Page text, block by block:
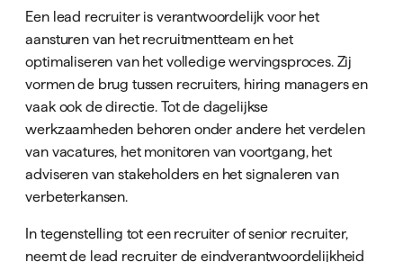
Een lead recruiter is verantwoordelijk voor het
aansturen van het recruitmentteam en het
optimaliseren van het volledige wervingsproces. Zij
vormen de brug tussen recruiters, hiring managers en
vaak ook de directie. Tot de dagelijkse
werkzaamheden behoren onder andere het verdelen
van vacatures, het monitoren van voortgang, het
adviseren van stakeholders en het signaleren van
verbeterkansen.
In tegenstelling tot een recruiter of senior recruiter,
neemt de lead recruiter de eindverantwoordelijkheid